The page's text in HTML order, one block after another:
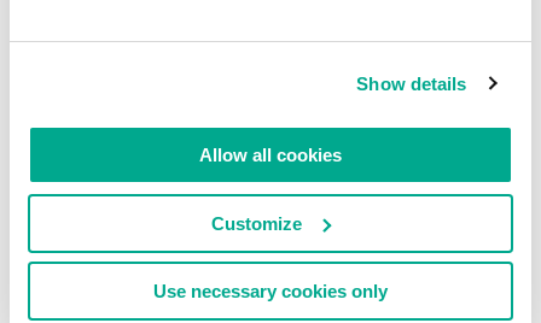
Show details
Allow all cookies
Customize
Use necessary cookies only
Schottische
Eine Tour der Brennereien ist eine
Sie Single-Malt-Whiskys mögen. Von
sie war vulkanisch; allerdings gibt es
Brennerei, dafür eine ganz besondere.
Fjorde
Hier war ich noch nicht, aber jeder
einmal gesehen hat, schwärmt meist
Sardinien,
Hier war ich noch nicht. Dito.